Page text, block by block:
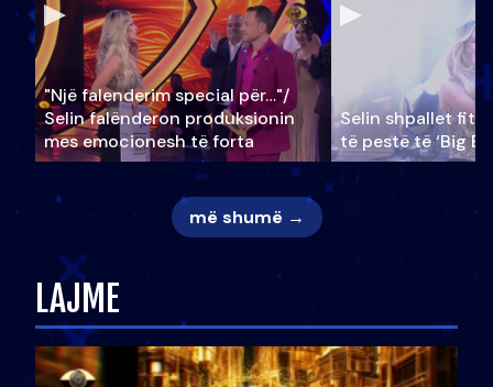
"Një falenderim special për…"/
Selin falënderon produksionin
mes emocionesh të forta
Selin shpallet
të pestë të ‘Big
më shumë →
LAJME